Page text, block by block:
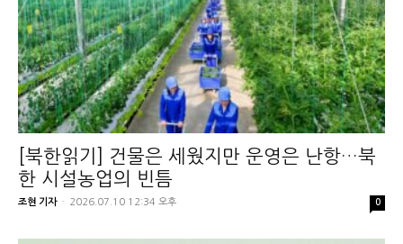
[북한읽기] 건물은 세웠지만 운영은 난항…북
한 시설농업의 빈틈
조현 기자 - 2026.07.10 12:34 오후 0